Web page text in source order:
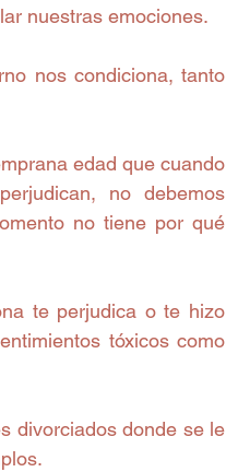
nuestras emociones.
nos condiciona, tanto
edad que cuando
no debemos
no tiene por qué
te perjudica o te hizo
tóxicos como
divorciados donde se le